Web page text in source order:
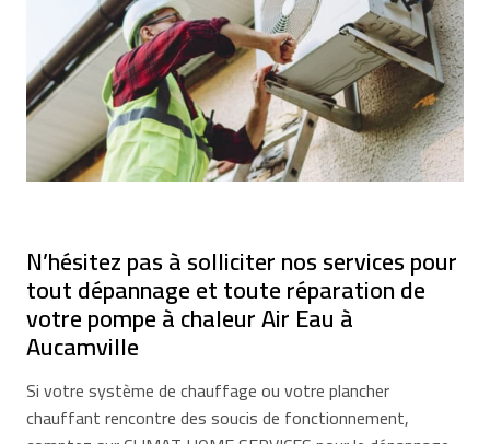
N’hésitez pas à solliciter nos services pour
tout dépannage et toute réparation de
votre pompe à chaleur Air Eau à
Aucamville
Si votre système de chauffage ou votre plancher
chauffant rencontre des soucis de fonctionnement,